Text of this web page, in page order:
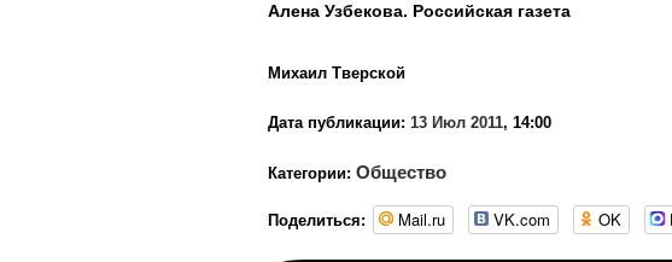
Алена Узбекова. Российская газета
Михаил Тверской
Дата публикации: 13 Июл 2011, 14:00
Категории: Общество
Поделиться: Mail.ru VK.com OK